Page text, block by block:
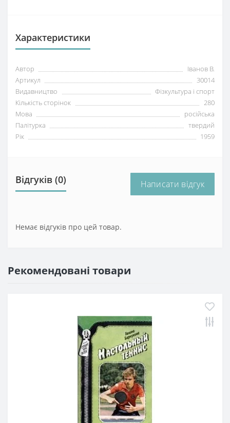
Характеристики
Автор
Іванов В.
Артикул
30014
Видавництво
Фізкультура і спорт
Кількість сторінок
280
Мова
російська
Палітурка
твердий
Рік
1959
Відгуків (0) Написати відгук
Немає відгуків про цей товар.
Рекомендовані товари